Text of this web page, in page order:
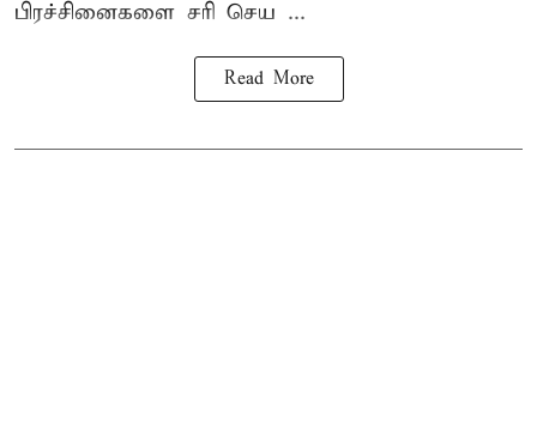
பிரச்சினைகளை சரி செய ...
Read More